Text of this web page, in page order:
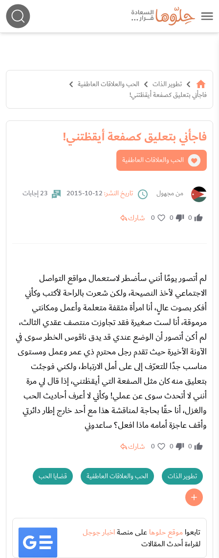
تطوير الذات
الحب والعلاقات العاطفية
فاجأني بتعليق كصفعة أيقظتني!
فاجأني بتعليق كصفعة أيقظتني!
الحب والعلاقات العاطفية
من مجهول تاريخ النشر: 23 إجابات
0
0
0 شارك
لم أتصور يومًا أنني سأضطر لاستعمال مواقع التواصل
الاجتماعي لأخذ النصيحة، ولكن شعرت بالراحة لأكتب وكأني
أفكر بصوت عالٍ، أنا امرأة مثقفة متعلمة وأعمل ومكانتي
مرموقة، أنا لست صغيرة فقد تجاوزت منتصف عقدي الثالث،
لم أكن أتصور أن الوضع عندي قد يدق ناقوس الخطر سوى في
الآونة الأخيرة حيث تقدم رجل محترم ذي عمر وعمل ومستوى
مناسب جدًا للتعرّف إلى على أمل الارتباط، ولكني فوجئت
بتعليق منه كان مثل الصفعة التي أيقظتني، إذا قال لي مرة
أنني لا أتحدث سوى عن عملي! وكأني لا أعرف أحاديث الحب
والغزل، أنا حقًا بحاجة لمناقشة هذا مع أحد خارج إطار دائرتي
وأقف عاجزة أمامه ماذا افعل؟ ساعدوني
0
0
0 شارك
تطوير الذات الحب والعلاقات العاطفية قضايا الحب
تابعواموقع حلوهاعلى منصةاخبار جوجل
لقراءة أحدث المقالات